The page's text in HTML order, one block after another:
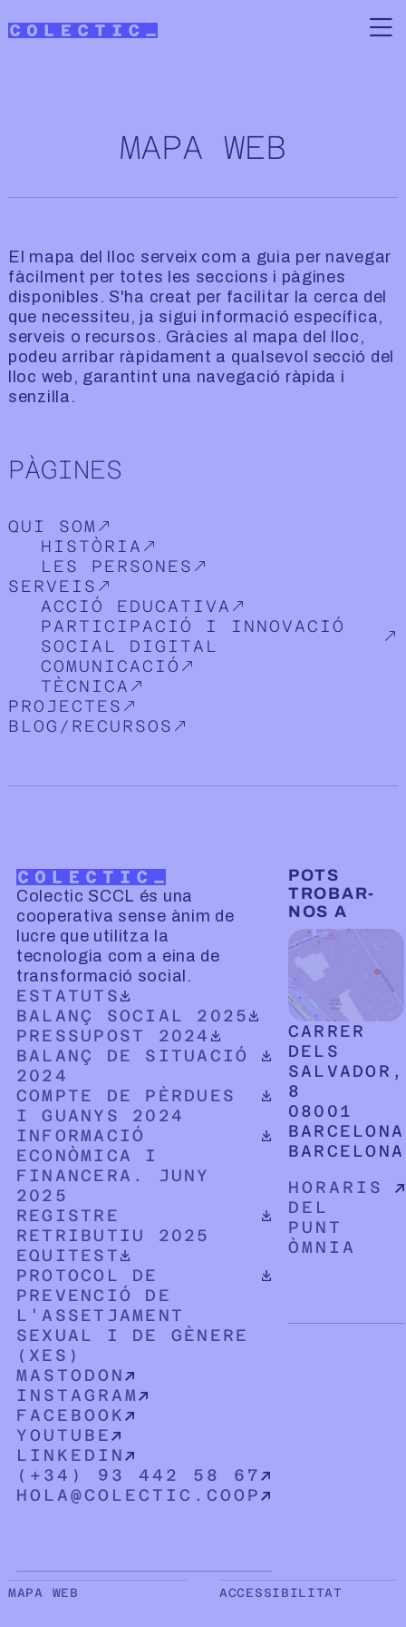
MAPA WEB
El mapa del lloc serveix com a guia per navegar
fàcilment per totes les seccions i pàgines
disponibles. S'ha creat per facilitar la cerca del
que necessiteu, ja sigui informació específica,
serveis o recursos. Gràcies al mapa del lloc,
podeu arribar ràpidament a qualsevol secció del
lloc web, garantint una navegació ràpida i
senzilla.
PÀGINES
QUI SOM
HISTÒRIA
LES PERSONES
SERVEIS
ACCIÓ EDUCATIVA
PARTICIPACIÓ I INNOVACIÓ
SOCIAL DIGITAL
COMUNICACIÓ
TÈCNICA
PROJECTES
BLOG/RECURSOS
Colectic SCCL és una
cooperativa sense ànim de
lucre que utilitza la
tecnologia com a eina de
transformació social.
ESTATUTS
DOCUMENT PDF DESCARREGABLE
BALANÇ SOCIAL 2025
DOCUMENT PDF DESCARREGABLE
PRESSUPOST 2024
DOCUMENT PDF DESCARREGABLE
BALANÇ DE SITUACIÓ
2024
DOCUMENT PDF DESCARREGABLE
COMPTE DE PÈRDUES
I GUANYS 2024
DOCUMENT PDF DESCARREGABLE
INFORMACIÓ
ECONÒMICA I
FINANCERA. JUNY
2025
DOCUMENT PDF DESCARREGABLE
REGISTRE
RETRIBUTIU 2025
DOCUMENT PDF DESCARREGABLE
EQUITEST
DOCUMENT PDF DESCARREGABLE
PROTOCOL DE
PREVENCIÓ DE
L'ASSETJAMENT
SEXUAL I DE GÈNERE
(XES)
DOCUMENT PDF DESCARREGABLE
MASTODON
INSTAGRAM
FACEBOOK
YOUTUBE
LINKEDIN
(+34) 93 442 58 67
HOLA@COLECTIC.COOP
POTS
TROBAR-
NOS A
CARRER
DELS
SALVADOR,
8
08001
BARCELONA
BARCELONA
HORARIS
DEL
PUNT
ÒMNIA
Sub peu de pàgina
MAPA WEB ACCESSIBILITAT